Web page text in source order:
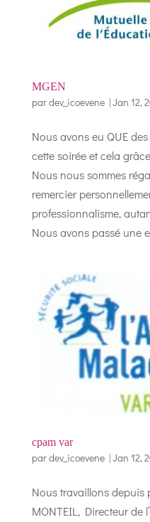
MGEN
pardev_icoevene|Jan 12,
Nous avons eu QUE
cette soirée et cela
Nous nous sommes
remercier
professionnalisme,
Nous avons passé une
cpam var
pardev_icoevene|Jan 12,
Nous travaillons depuis
MONTEIL, Directeur de